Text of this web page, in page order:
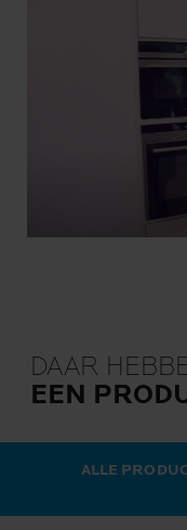
DAAR
EEN
ALLE